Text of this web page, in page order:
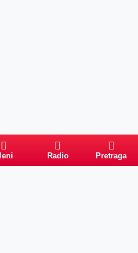
Radio Pretraga